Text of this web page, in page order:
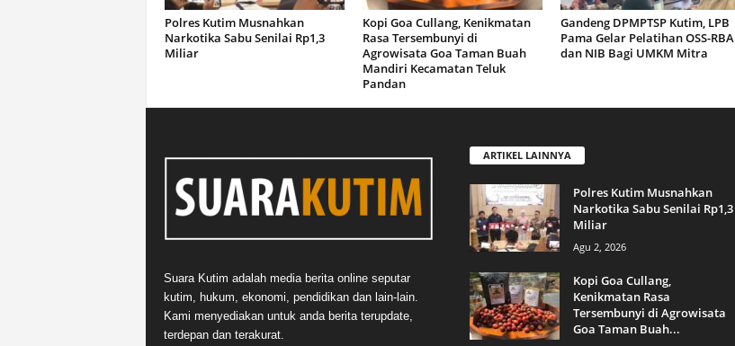
Polres Kutim Musnahkan
Narkotika Sabu Senilai Rp1,3
Miliar
Kopi Goa Cullang, Kenikmatan
Rasa Tersembunyi di
Agrowisata Goa Taman Buah
Mandiri Kecamatan Teluk
Pandan
Gandeng DPMPTSP Kutim, LPB
Pama Gelar Pelatihan OSS-RBA
dan NIB Bagi UMKM Mitra
Suara Kutim adalah media berita online seputar
kutim, hukum, ekonomi, pendidikan dan lain-lain.
Kami menyediakan untuk anda berita terupdate,
terdepan dan terakurat.
ARTIKEL LAINNYA
Polres Kutim Musnahkan
Narkotika Sabu Senilai Rp1,3
Miliar
Agu 2, 2026
Kopi Goa Cullang,
Kenikmatan Rasa
Tersembunyi di Agrowisata
Goa Taman Buah...